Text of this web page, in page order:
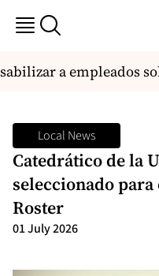
a empleados
Local News
Catedrático de la
seleccionado
Roster
01 July 2026